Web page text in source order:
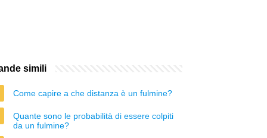
simili
Come capire a che distanza è un fulmine?
Quante sono le probabilità di essere colpiti
da un fulmine?